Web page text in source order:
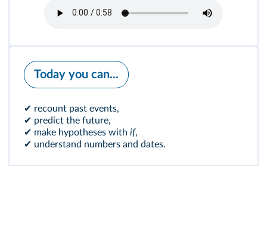
Today you can...
✔ recount past events,
✔ predict the future,
✔ make hypotheses with if,
✔ understand numbers and dates.